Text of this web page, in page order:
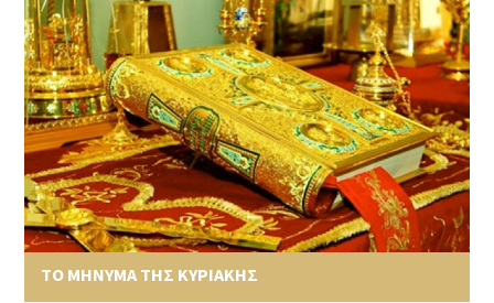
ΤΟ ΜΗΝΥΜΑ ΤΗΣ ΚΥΡΙΑΚΗΣ